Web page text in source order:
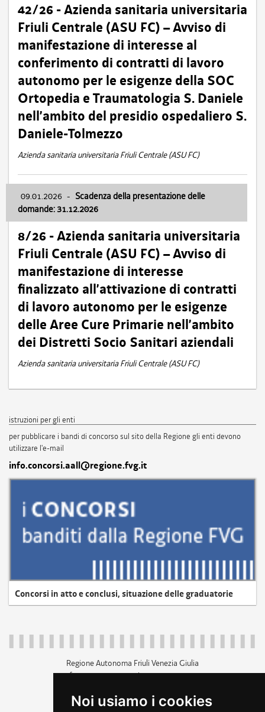
Noi usiamo i cookies
42/26 - Azienda sanitaria universitaria
Friuli Centrale (ASU FC) – Avviso di
manifestazione di interesse al
conferimento di contratti di lavoro
autonomo per le esigenze della SOC
Ortopedia e Traumatologia S. Daniele
nell’ambito del presidio ospedaliero S.
Daniele-Tolmezzo
Azienda sanitaria universitaria Friuli Centrale (ASU FC)
09.01.2026 - Scadenza della presentazione delle
domande: 31.12.2026
8/26 - Azienda sanitaria universitaria
Friuli Centrale (ASU FC) – Avviso di
manifestazione di interesse
finalizzato all’attivazione di contratti
di lavoro autonomo per le esigenze
delle Aree Cure Primarie nell’ambito
dei Distretti Socio Sanitari aziendali
Azienda sanitaria universitaria Friuli Centrale (ASU FC)
istruzioni per gli enti
per pubblicare i bandi di concorso sul sito della Regione gli enti devono
utilizzare l'e-mail
info.concorsi.aall@regione.fvg.it
Concorsi in atto e conclusi, situazione delle graduatorie
Regione Autonoma Friuli Venezia Giulia
c.f. 80014930327; p.iva 00526040324
+39 040 3771111